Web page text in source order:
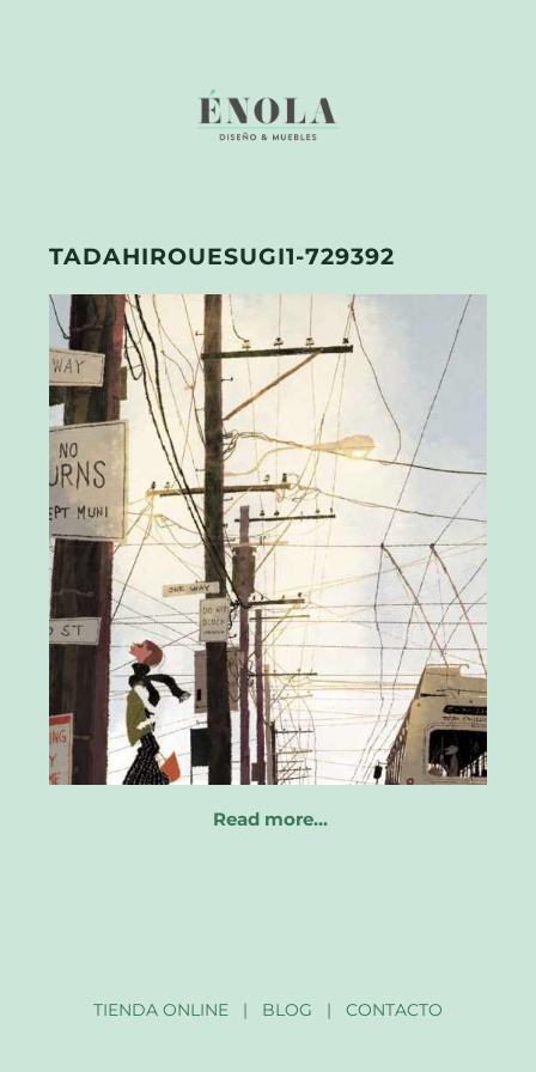
TADAHIROUESUGI1-729392
Read more…
TIENDA ONLINE| BLOG | CONTACTO